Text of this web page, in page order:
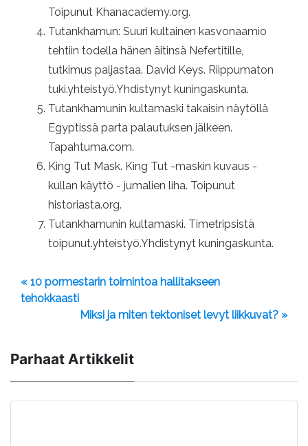
Toipunut Khanacademy.org.
Tutankhamun: Suuri kultainen kasvonaamio
tehtiin todella hänen äitinsä Nefertitille,
tutkimus paljastaa. David Keys. Riippumaton
tuki.yhteistyö.Yhdistynyt kuningaskunta.
Tutankhamunin kultamaski takaisin näytöllä
Egyptissä parta palautuksen jälkeen.
Tapahtuma.com.
King Tut Mask. King Tut -maskin kuvaus -
kullan käyttö - jumalien liha. Toipunut
historiasta.org.
Tutankhamunin kultamaski. Timetripsistä
toipunut.yhteistyö.Yhdistynyt kuningaskunta.
« 10 pormestarin toimintoa hallitakseen
tehokkaasti
Miksi ja miten tektoniset levyt liikkuvat? »
Parhaat Artikkelit